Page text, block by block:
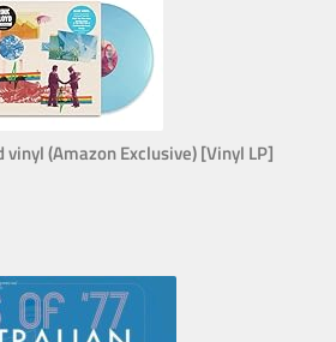
(Amazon Exclusive) [Vinyl LP]